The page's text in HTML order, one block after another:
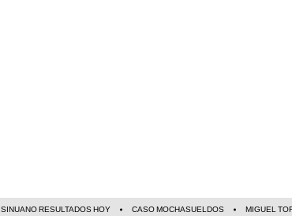
SINUANO RESULTADOS HOY CASO MOCHASUELDOS MIGUEL